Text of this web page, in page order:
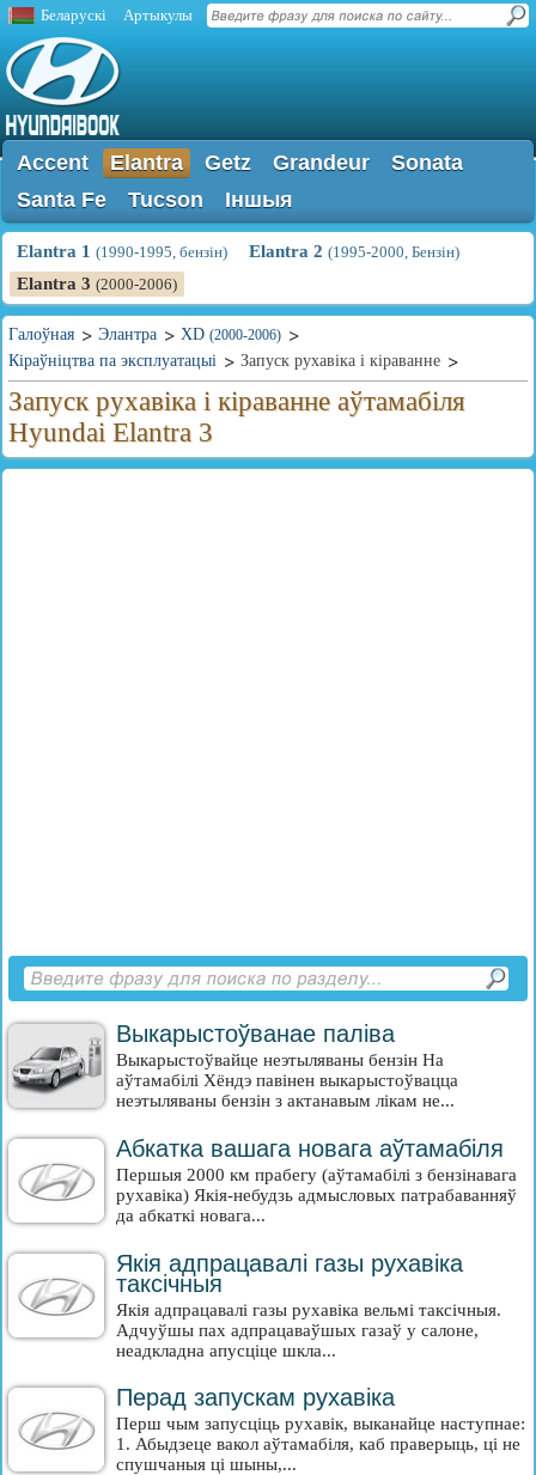
Беларускі Артыкулы
Accent Elantra Getz Grandeur
Sonata
Santa Fe
Tucson Іншыя
Elantra 1 (1990-1995, бензін) Elantra 2 (1995-2000, Бензін)
Elantra 3 (2000-2006)
Галоўная Элантра XD (2000-2006)
Кіраўніцтва па эксплуатацыі Запуск рухавіка і кіраванне
Запуск рухавіка і кіраванне аўтамабіля
Hyundai Elantra 3
Выкарыстоўванае паліва
Выкарыстоўвайце неэтыляваны бензін На
аўтамабілі Хёндэ павінен выкарыстоўвацца
неэтыляваны бензін з актанавым лікам не...
Абкатка вашага новага аўтамабіля
Першыя 2000 км прабегу (аўтамабілі з бензінавага
рухавіка) Якія-небудзь адмысловых патрабаванняў
да абкаткі новага...
Якія адпрацавалі газы рухавіка
таксічныя
Якія адпрацавалі газы рухавіка вельмі таксічныя.
Адчуўшы пах адпрацаваўшых газаў у салоне,
неадкладна апусціце шкла...
Перад запускам рухавіка
Перш чым запусціць рухавік, выканайце наступнае:
1. Абыдзеце вакол аўтамабіля, каб праверыць, ці не
спушчаныя ці шыны,...